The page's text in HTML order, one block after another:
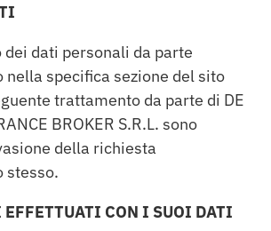
dati personali da parte
nella specifica sezione del sito
trattamento da parte di DE
BROKER S.R.L. sono
della richiesta
stesso.
CON I SUOI DATI